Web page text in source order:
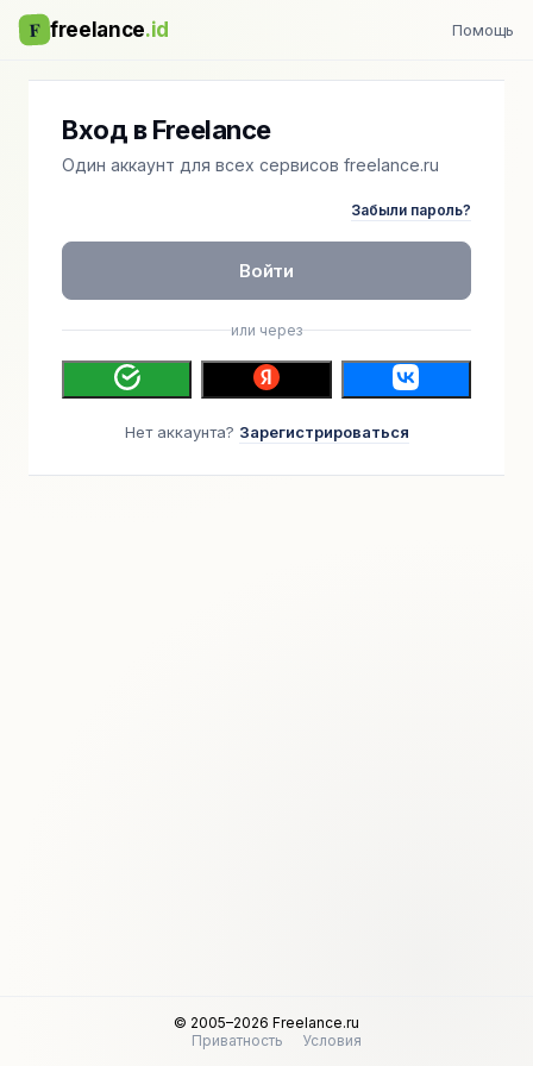
F freelance.id Помощь
Вход в Freelance
Один аккаунт для всех сервисов freelance.ru
Забыли пароль?
Войти
или через
Нет аккаунта? Зарегистрироваться
© 2005–2026 Freelance.ru
Приватность
Условия